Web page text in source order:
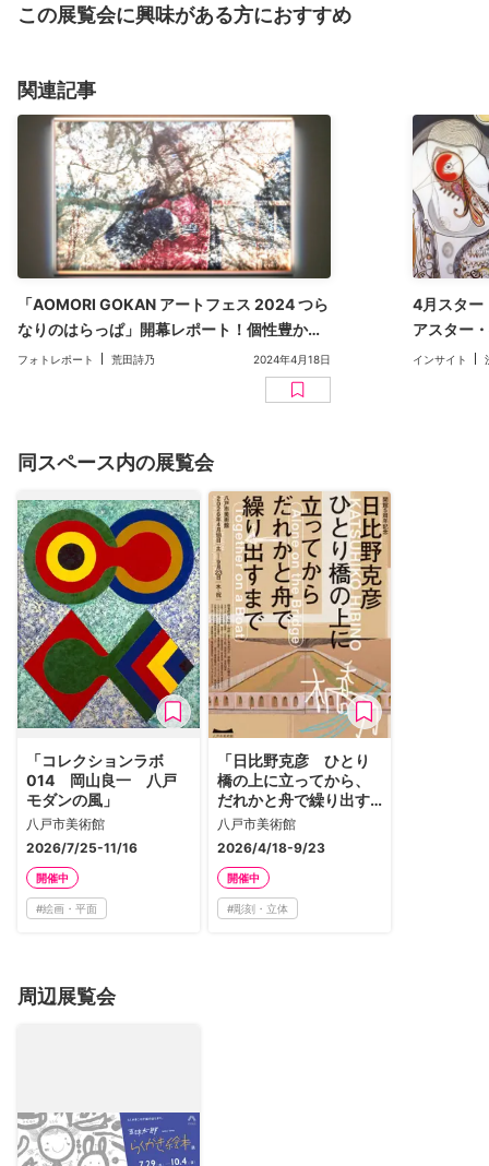
この展覧会に興味がある方におすすめ
関連記事
「AOMORI GOKAN アートフェス 2024 つら
なりのはらっぱ」開幕レポート！個性豊かな
青森の5つの現代美術館に出会いなおす旅へ
フォトレポート 荒田詩乃 2024年4月18日
4月スター
アスター
キリコ、
インサイト
同スペース内の展覧会
「コレクションラボ
014 岡山良一 八戸
モダンの風」
八戸市美術館
2026/7/25-11/16
開催中
#絵画・平面
「日比野克彦 ひとり
橋の上に立ってから、
だれかと舟で繰り出す
まで」
八戸市美術館
2026/4/18-9/23
開催中
#彫刻・立体
周辺展覧会